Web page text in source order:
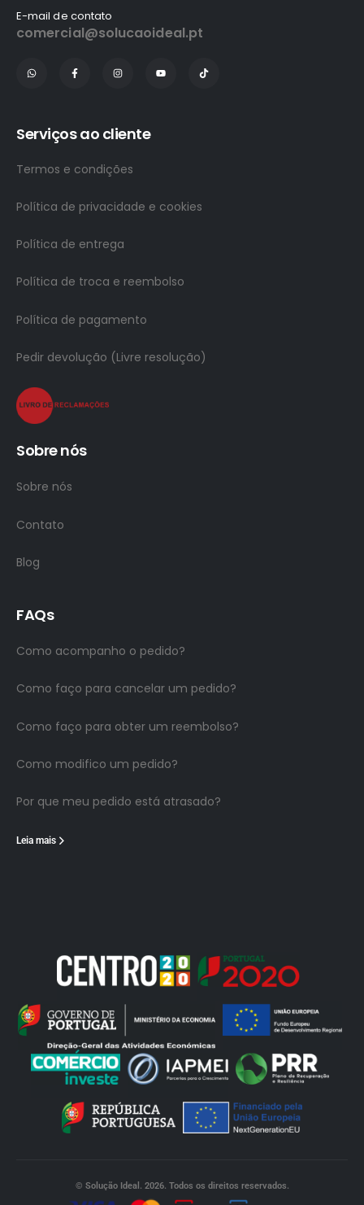
E-mail de contato
comercial@solucaoideal.pt
Serviços ao cliente
Termos e condições
Política de privacidade e cookies
Política de entrega
Política de troca e reembolso
Política de pagamento
Pedir devolução (Livre resolução)
Sobre nós
Sobre nós
Contato
Blog
FAQs
Como acompanho o pedido?
Como faço para cancelar um pedido?
Como faço para obter um reembolso?
Como modifico um pedido?
Por que meu pedido está atrasado?
Leia mais
© Solução Ideal. 2026. Todos os direitos reservados.